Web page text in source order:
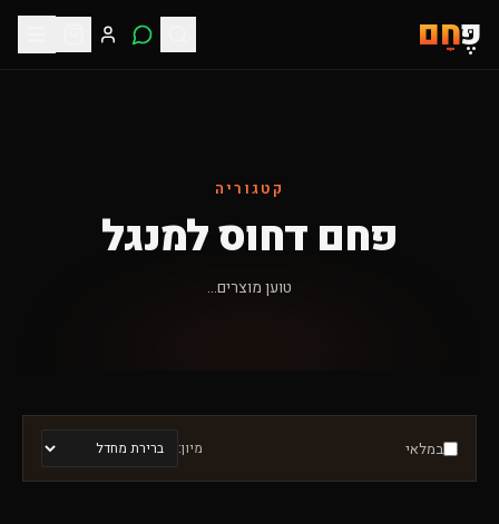
פֶּחָם
קטגוריה
פחם דחוס למנגל
טוען מוצרים...
במלאי מיון: